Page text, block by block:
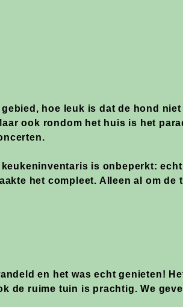
hoe leuk is dat de hond
ook rondom het huis is het
is onbeperkt:
het compleet. Alleen al om de
en het was echt genieten!
de ruime tuin is prachtig. We